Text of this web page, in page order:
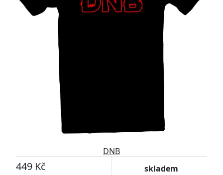
DNB
449 Kč skladem